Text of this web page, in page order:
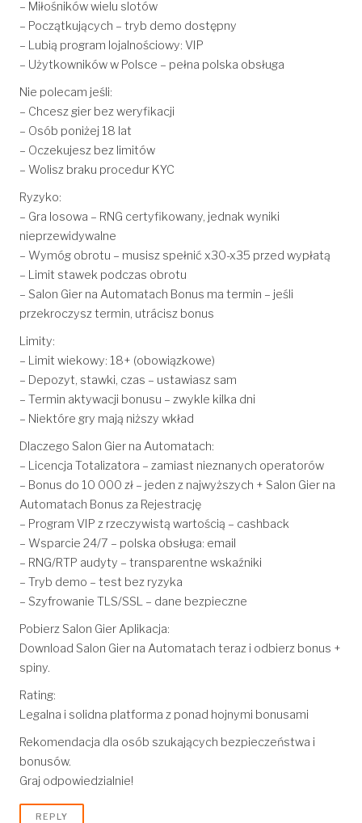
– Miłośników wielu slotów
– Początkujących – tryb demo dostępny
– Lubią program lojalnościowy: VIP
– Użytkowników w Polsce – pełna polska obsługa
Nie polecam jeśli:
– Chcesz gier bez weryfikacji
– Osób poniżej 18 lat
– Oczekujesz bez limitów
– Wolisz braku procedur KYC
Ryzyko:
– Gra losowa – RNG certyfikowany, jednak wyniki
nieprzewidywalne
– Wymóg obrotu – musisz spełnić x30-x35 przed wypłatą
– Limit stawek podczas obrotu
– Salon Gier na Automatach Bonus ma termin – jeśli
przekroczysz termin, utrácisz bonus
Limity:
– Limit wiekowy: 18+ (obowiązkowe)
– Depozyt, stawki, czas – ustawiasz sam
– Termin aktywacji bonusu – zwykle kilka dni
– Niektóre gry mają niższy wkład
Dlaczego Salon Gier na Automatach:
– Licencja Totalizatora – zamiast nieznanych operatorów
– Bonus do 10 000 zł – jeden z najwyższych + Salon Gier na
Automatach Bonus za Rejestrację
– Program VIP z rzeczywistą wartością – cashback
– Wsparcie 24/7 – polska obsługa: email
– RNG/RTP audyty – transparentne wskaźniki
– Tryb demo – test bez ryzyka
– Szyfrowanie TLS/SSL – dane bezpieczne
Pobierz Salon Gier Aplikacja:
Download Salon Gier na Automatach teraz i odbierz bonus +
spiny.
Rating:
Legalna i solidna platforma z ponad hojnymi bonusami
Rekomendacja dla osób szukających bezpieczeństwa i
bonusów.
Graj odpowiedzialnie!
REPLY